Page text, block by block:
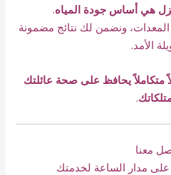
هي أساس جودة المياه.
ونضمن لك نتائج مضمونة
الأمد.
متكاملاً يحافظ على صحة عائلتك
.
معنا
على مدار الساعة لخدمتك